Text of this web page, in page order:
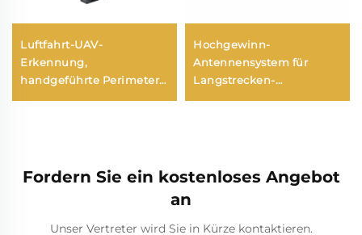
Luftfahrt-UAV-
Erkennung,
handgeführte Perimeter-
Hochgewinn-
Antennensystem für
Langstrecken-
Fordern Sie ein kostenloses Angebot
an
Unser Vertreter wird Sie in Kürze kontaktieren.